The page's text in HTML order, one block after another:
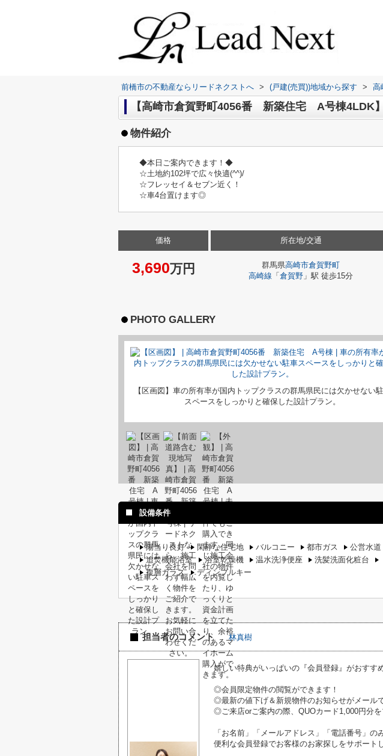
前橋市の不動産ならリードネクストへ > (戸建(売買))地域から探す > 高
【高崎市倉賀野町4056番 新築住宅 A号棟4LDK
物件紹介
◆本日ご案内できます！◆
☆土地約102坪で広々快適(^^)/
☆フレッセイ＆セブン近く！
☆車4台置けます◎
価格
3,690万円
所在地/交通
群馬県高崎市倉賀野町
高崎線 「 倉賀野 」駅 徒歩15分
PHOTO GALLERY
【区画図】車の所有率が国内トップクラスの群馬県民には欠かせない
スペースをしっかりと確保した設計プラン。
設備条件
陽当り良好 閑静な住宅地 バルコニー 都市ガス 公営水道
追焚機能浴室
浴室乾燥機 温水洗浄便座 洗髪洗面化粧台
複層ガラス
ディンプルキー
担当者のコメント 林真樹
嬉しい特典がいっぱいの『会員登録』がおすす
◎会員限定物件の閲覧ができます！
◎最新の値下げ＆新規物件のお知らせがメール
◎ご来店orご案内の際、QUOカード1,000円分
「お名前」「メールアドレス」「電話番号」の
便利な会員登録でお客様のお家探しをサポート